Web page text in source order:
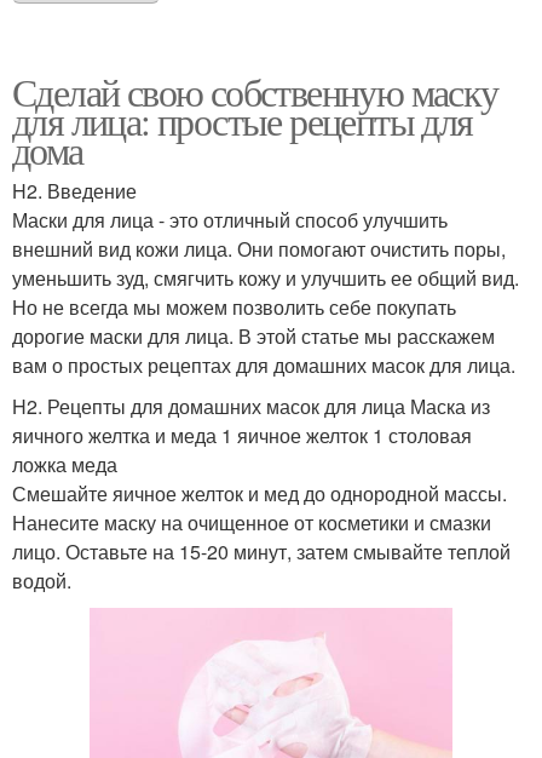
Сделай свою собственную маску
для лица: простые рецепты для
дома
H2. Введение
Маски для лица - это отличный способ улучшить
внешний вид кожи лица. Они помогают очистить поры,
уменьшить зуд, смягчить кожу и улучшить ее общий вид.
Но не всегда мы можем позволить себе покупать
дорогие маски для лица. В этой статье мы расскажем
вам о простых рецептах для домашних масок для лица.
H2. Рецепты для домашних масок для лица Маска из
яичного желтка и меда 1 яичное желток 1 столовая
ложка меда
Смешайте яичное желток и мед до однородной массы.
Нанесите маску на очищенное от косметики и смазки
лицо. Оставьте на 15-20 минут, затем смывайте теплой
водой.